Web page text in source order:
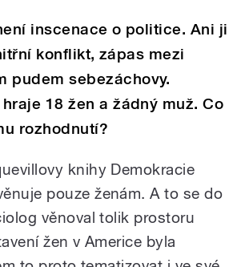
inscenace o politice. Ani ji
konflikt, zápas mezi
pudem sebezáchovy.
18 žen a žádný muž. Co
rozhodnutí?
knihy Demokracie
pouze ženám. A to se do
věnoval tolik prostoru
žen v Americe byla